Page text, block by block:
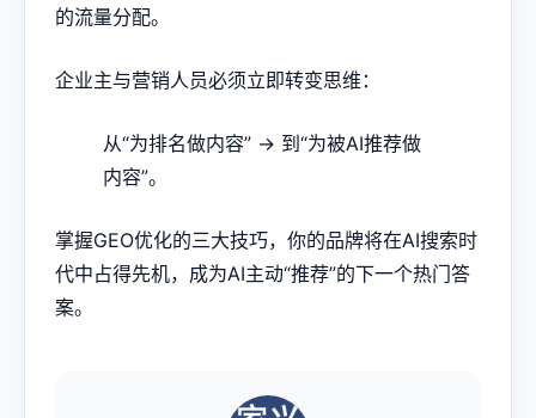
的流量分配。
企业主与营销人员必须立即转变思维：
从“为排名做内容” → 到“为被AI推荐做
内容”。
掌握GEO优化的三大技巧，你的品牌将在AI搜索时
代中占得先机，成为AI主动“推荐”的下一个热门答
案。